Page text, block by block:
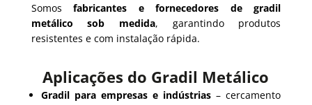
Somosfabricantes e fornecedores de gradil
metálico sob medida, garantindo produtos
resistentes e com instalação rápida.
Aplicações do Gradil Metálico
Gradil para empresas e indústrias – cercamento